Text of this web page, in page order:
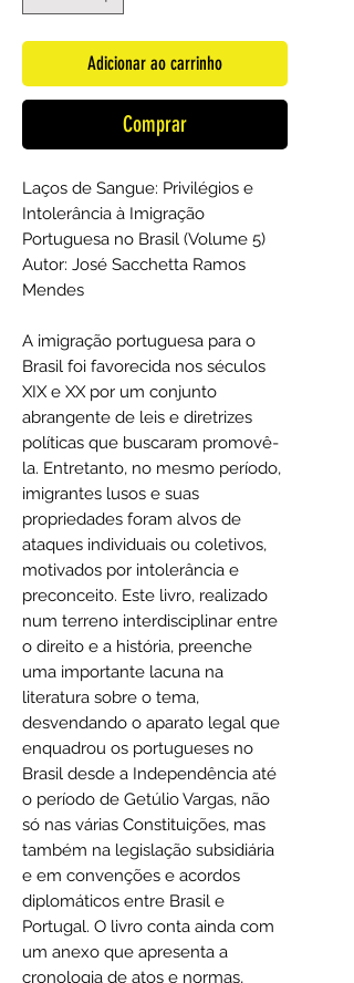
Adicionar ao carrinho
Comprar
Laços de Sangue: Privilégios e
Intolerância à Imigração
Portuguesa no Brasil (Volume 5)
Autor: José Sacchetta Ramos
Mendes
A imigração portuguesa para o
Brasil foi favorecida nos séculos
XIX e XX por um conjunto
abrangente de leis e diretrizes
políticas que buscaram promovê-
la. Entretanto, no mesmo período,
imigrantes lusos e suas
propriedades foram alvos de
ataques individuais ou coletivos,
motivados por intolerância e
preconceito. Este livro, realizado
num terreno interdisciplinar entre
o direito e a história, preenche
uma importante lacuna na
literatura sobre o tema,
desvendando o aparato legal que
enquadrou os portugueses no
Brasil desde a Independência até
o período de Getúlio Vargas, não
só nas várias Constituições, mas
também na legislação subsidiária
e em convenções e acordos
diplomáticos entre Brasil e
Portugal. O livro conta ainda com
um anexo que apresenta a
cronologia de atos e normas,